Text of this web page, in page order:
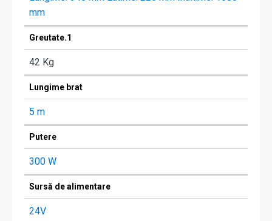
mm
Greutate.1
42 Kg
Lungime brat
5 m
Putere
300 W
Sursă de alimentare
24V